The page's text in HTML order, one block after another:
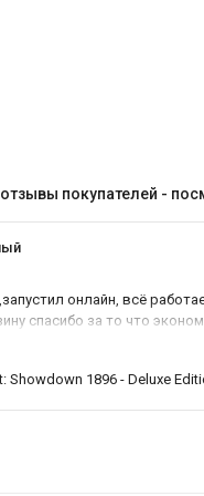
покупателей -
онлайн, всё
спасибо за то что
ребята вы красава
и походу из всех
Showdown 1896 - Deluxe